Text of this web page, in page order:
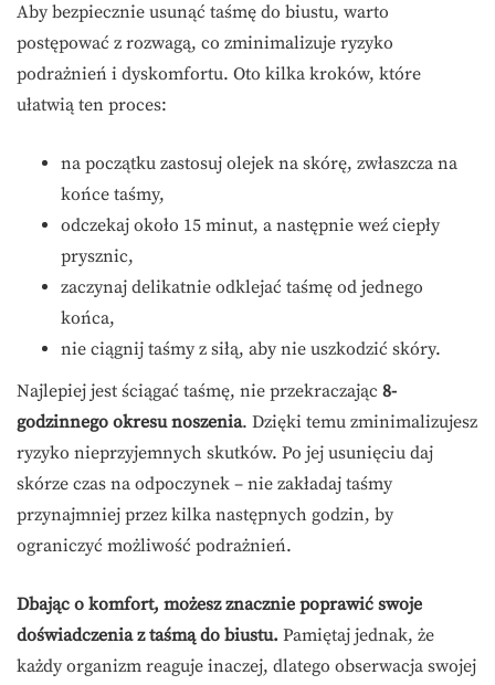
Aby bezpiecznie usunąć taśmę do biustu, warto
postępować z rozwagą, co zminimalizuje ryzyko
podrażnień i dyskomfortu. Oto kilka kroków, które
ułatwią ten proces:
na początku zastosuj olejek na skórę, zwłaszcza na
końce taśmy,
odczekaj około 15 minut, a następnie weź ciepły
prysznic,
zaczynaj delikatnie odklejać taśmę od jednego
końca,
nie ciągnij taśmy z siłą, aby nie uszkodzić skóry.
Najlepiej jest ściągać taśmę, nie przekraczając 8-
godzinnego okresu noszenia. Dzięki temu zminimalizujesz
ryzyko nieprzyjemnych skutków. Po jej usunięciu daj
skórze czas na odpoczynek – nie zakładaj taśmy
przynajmniej przez kilka następnych godzin, by
ograniczyć możliwość podrażnień.
Dbając o komfort, możesz znacznie poprawić swoje
doświadczenia z taśmą do biustu. Pamiętaj jednak, że
każdy organizm reaguje inaczej, dlatego obserwacja swojej